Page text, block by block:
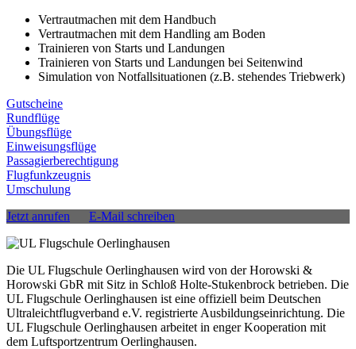
Vertrautmachen mit dem Handbuch
Vertrautmachen mit dem Handling am Boden
Trainieren von Starts und Landungen
Trainieren von Starts und Landungen bei Seitenwind
Simulation von Notfallsituationen (z.B. stehendes Triebwerk)
Gutscheine
Rundflüge
Übungsflüge
Einweisungsflüge
Passagierberechtigung
Flugfunkzeugnis
Umschulung
Jetzt anrufen
E-Mail schreiben
Die UL Flugschule Oerlinghausen wird von der Horowski &
Horowski GbR mit Sitz in Schloß Holte-Stukenbrock betrieben. Die
UL Flugschule Oerlinghausen ist eine offiziell beim Deutschen
Ultraleichtflugverband e.V. registrierte Ausbildungseinrichtung. Die
UL Flugschule Oerlinghausen arbeitet in enger Kooperation mit
dem Luftsportzentrum Oerlinghausen.